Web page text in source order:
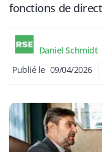
fonctions de
Daniel Schmidt
Publié le 09/04/2026